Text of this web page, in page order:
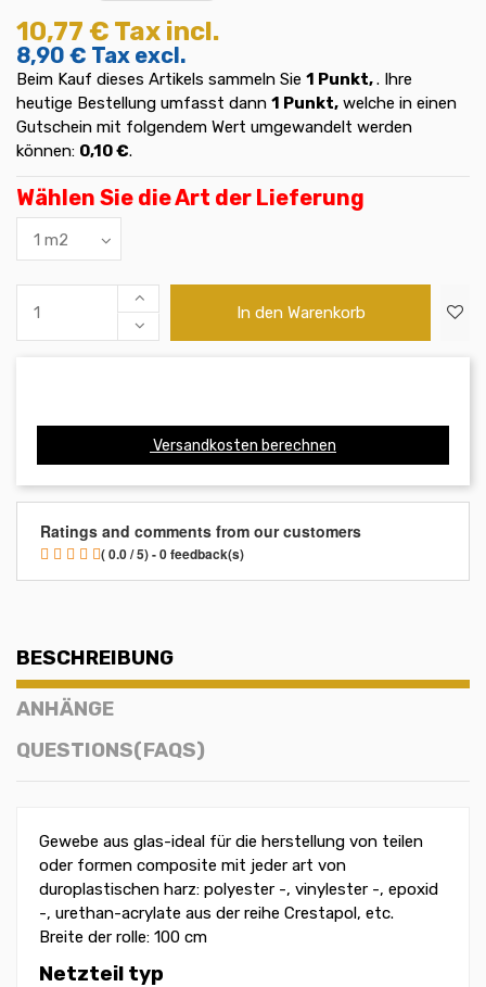
10,77 € Tax incl.
8,90 € Tax excl.
Beim Kauf dieses Artikels sammeln Sie 1 Punkt,. Ihre
heutige Bestellung umfasst dann 1 Punkt, welche in einen
Gutschein mit folgendem Wert umgewandelt werden
können: 0,10 €.
Wählen Sie die Art der Lieferung
In den Warenkorb
Versandkosten berechnen
Ratings and comments from our customers
( 0.0 / 5) - 0 feedback(s)
BESCHREIBUNG
ANHÄNGE
QUESTIONS(FAQS)
Gewebe aus glas-ideal für die herstellung von teilen
oder formen composite mit jeder art von
duroplastischen harz: polyester -, vinylester -, epoxid
-, urethan-acrylate aus der reihe Crestapol, etc.
Breite der rolle: 100 cm
Netzteil typ